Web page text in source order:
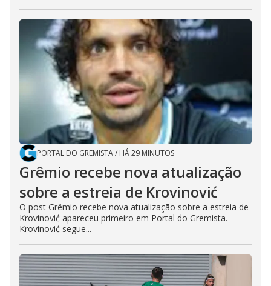
PORTAL DO GREMISTA/ HÁ 29 MINUTOS
Grêmio recebe nova atualização
sobre a estreia de Krovinović
O post Grêmio recebe nova atualização sobre a estreia de
Krovinović apareceu primeiro em Portal do Gremista.
Krovinović segue...